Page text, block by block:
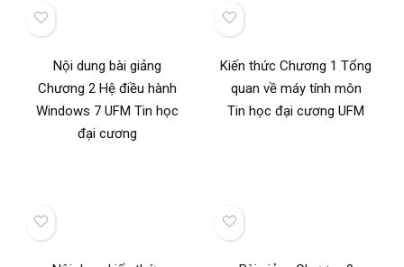
Nội dung bài giảng
Chương 2 Hệ điều hành
Windows 7 UFM Tin học
đại cương
Kiến thức Chương 1 Tổng
quan về máy tính môn
Tin học đại cương UFM